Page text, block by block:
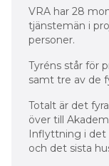
VRA har 28
tjänstemän i
personer.
Tyréns står för
samt tre av de
Totalt är det
över till
Inflyttning i det
och det sista